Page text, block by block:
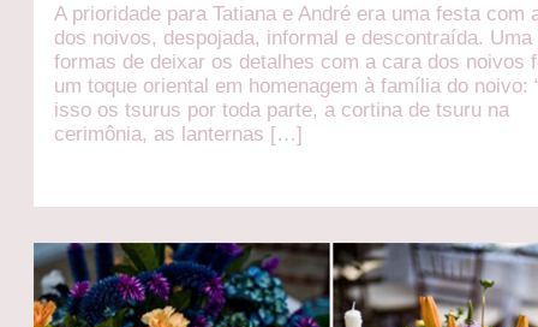
A prioridade para Tatiana e André era uma festa com
dos noivos, despojada, informal e descontraída. Uma
formas de deixar os detalhes com a cara dos noivos
um toque oriental em homenagem à família do noivo:
isso os tsurus por toda parte, a cortina de tsuru na
cerimônia, as lanternas […]